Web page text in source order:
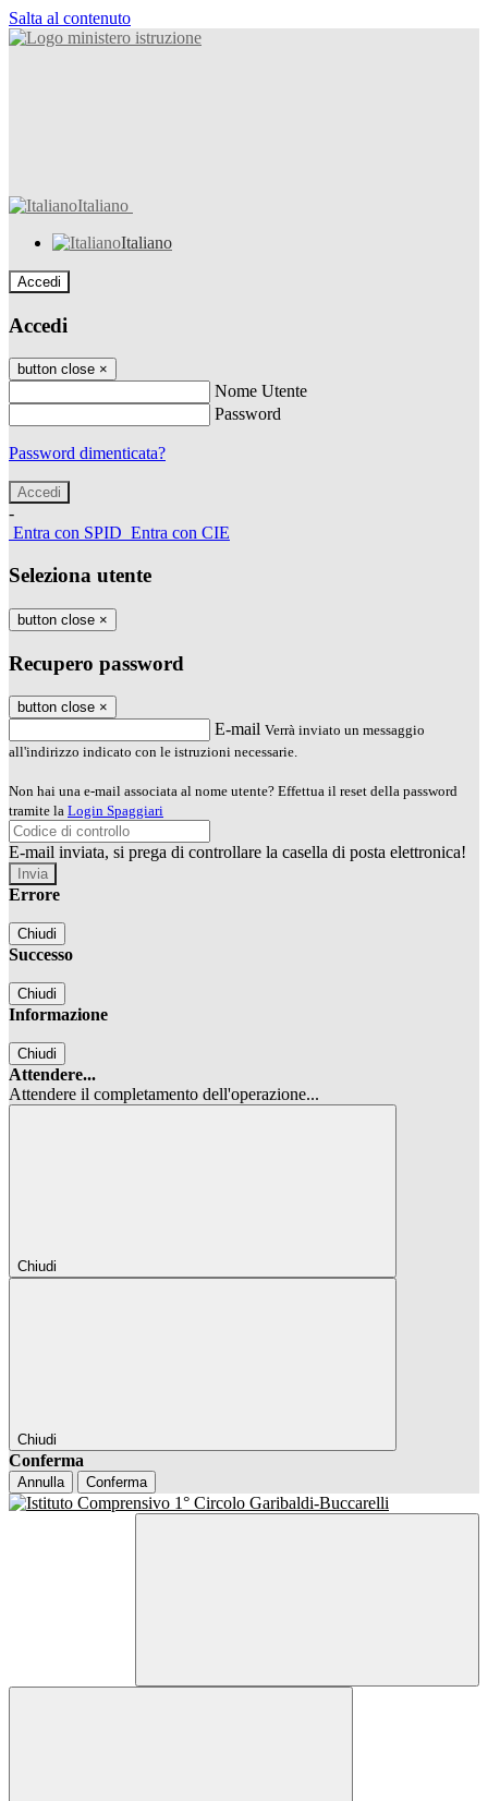
Salta al contenuto
Italiano
Italiano
Accedi
Accedi
button close ×
Nome Utente
Password
Password dimenticata?
-
Entra con SPID Entra con CIE
Seleziona utente
button close ×
Recupero password
button close ×
E-mail Verrà inviato un messaggio
all'indirizzo indicato con le istruzioni necessarie.
Non hai una e-mail associata al nome utente? Effettua il reset della password
tramite la Login Spaggiari
E-mail inviata, si prega di controllare la casella di posta elettronica!
Errore
Chiudi
Successo
Chiudi
Informazione
Chiudi
Attendere...
Attendere il completamento dell'operazione...
Chiudi
Chiudi
Conferma
Annulla Conferma